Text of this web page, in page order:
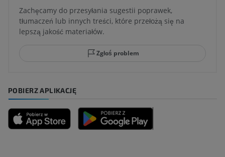
Zachęcamy do przesyłania sugestii poprawek,
tłumaczeń lub innych treści, które przełożą się na
lepszą jakość materiałów.
Zgłoś problem
POBIERZ APLIKACJĘ